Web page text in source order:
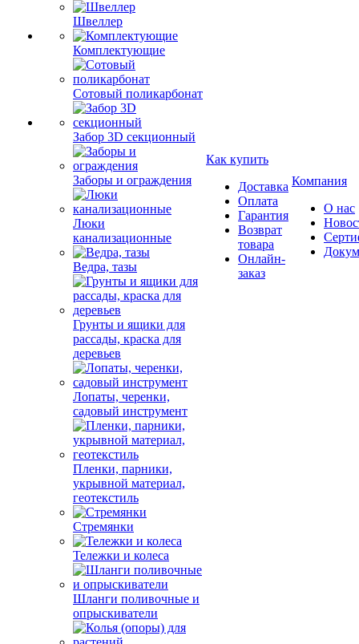
Швеллер
Комплектующие
Сотовый поликарбонат
Забор 3D секционный
Заборы и ограждения
Люки
канализационные
Ведра, тазы
Грунты и ящики для
рассады, краска для
деревьев
Лопаты, черенки,
садовый инструмент
Пленки, парники,
укрывной материал,
геотекстиль
Стремянки
Тележки и колеса
Шланги поливочные и
опрыскиватели
Как купить
Доставка
Оплата
Гарантия
Возврат
товара
Онлайн-
заказ
Компания
О нас